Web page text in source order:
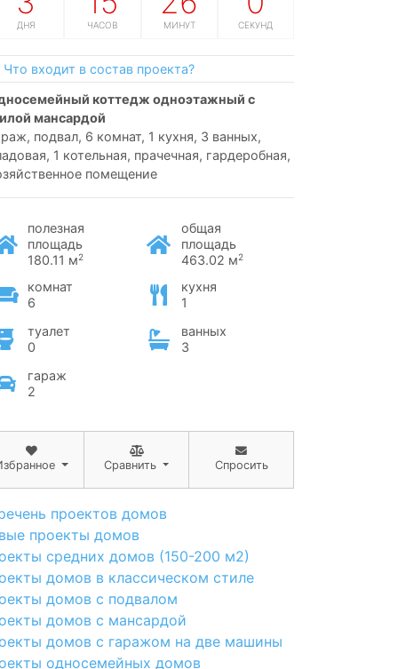
ДНЯ ЧАСОВ МИНУТ СЕКУНД
Что входит в состав проекта?
мансардой
подвал, 6 комнат, 1 кухня, 3 ванных,
1 котельная, прачечная, гардеробная,
помещение
полезная
площадь
180.11 м2
общая
площадь
463.02 м2
комнат
6
кухня
1
туалет
0
ванных
3
гараж
2
Сравнить Спросить
проектов домов
проекты домов
средних домов (150-200 м2)
домов в классическом стиле
домов с подвалом
домов с мансардой
домов с гаражом на две машины
односемейных домов